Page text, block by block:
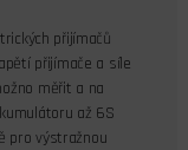
přijímačů
přijímače a síle
měřit a na
až 6S
pro výstražnou